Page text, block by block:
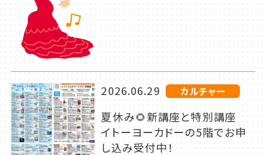
2026.06.29 カルチャー
夏休み🌻新講座と特別講座
イトーヨーカドーの5階でお申
し込み受付中！